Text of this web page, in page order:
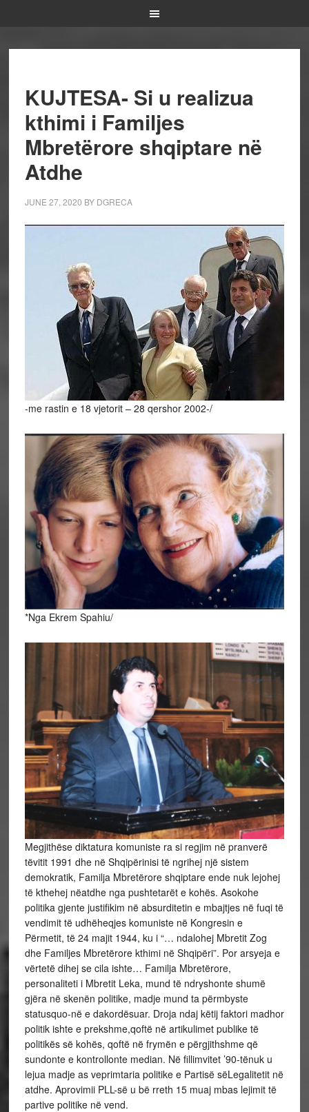
KUJTESA- Si u realizua
kthimi i Familjes
Mbretërore shqiptare në
Atdhe
JUNE 27, 2020 BY DGRECA
-me rastin e 18 vjetorit – 28 qershor 2002-/
*Nga Ekrem Spahiu/
Megjithëse diktatura komuniste ra si regjim në pranverë
tëvitit 1991 dhe në Shqipërinisi të ngrihej një sistem
demokratik, Familja Mbretërore shqiptare ende nuk lejohej
të kthehej nëatdhe nga pushtetarët e kohës. Asokohe
politika gjente justifikim në absurditetin e mbajtjes në fuqi të
vendimit të udhëheqjes komuniste në Kongresin e
Përmetit, të 24 majit 1944, ku i “… ndalohej Mbretit Zog
dhe Familjes Mbretërore kthimi në Shqipëri”. Por arsyeja e
vërtetë dihej se cila ishte… Familja Mbretërore,
personaliteti i Mbretit Leka, mund të ndryshonte shumë
gjëra në skenën politike, madje mund ta përmbyste
statusquo-në e dakordësuar. Droja ndaj këtij faktori madhor
politik ishte e prekshme,qoftë në artikulimet publike të
politikës së kohës, qoftë në frymën e përgjithshme që
sundonte e kontrollonte median. Në fillimvitet ’90-tënuk u
lejua madje as veprimtaria politike e Partisë sëLegalitetit në
atdhe. Aprovimii PLL-së u bë rreth 15 muaj mbas lejimit të
partive politike në vend.